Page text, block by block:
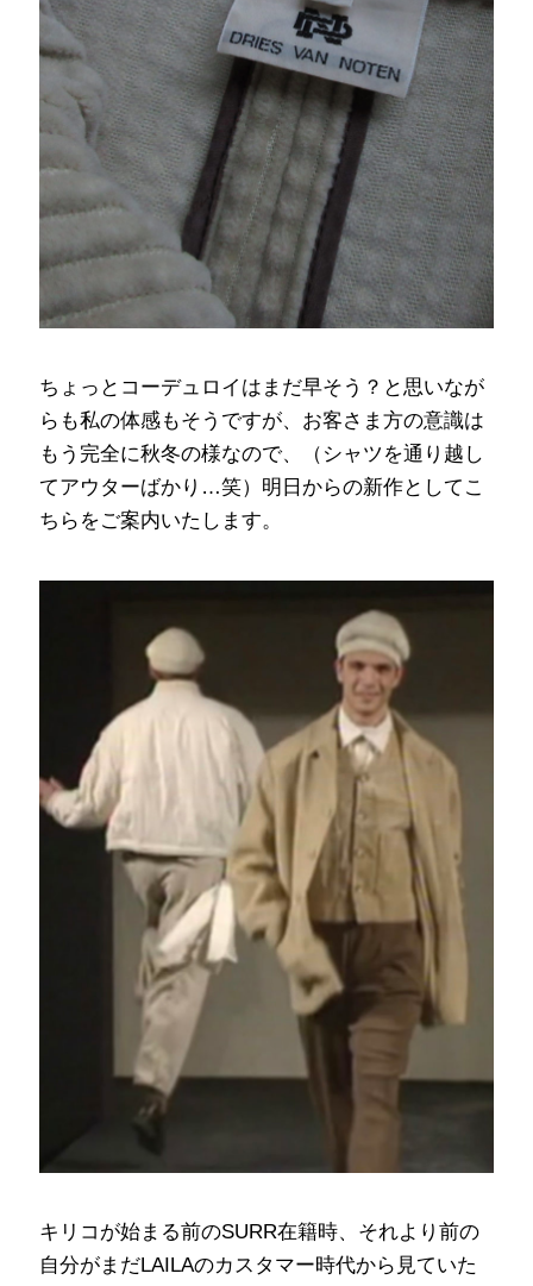
ちょっとコーデュロイはまだ早そう？と思いなが
らも私の体感もそうですが、お客さま方の意識は
もう完全に秋冬の様なので、（シャツを通り越し
てアウターばかり…笑）明日からの新作としてこ
ちらをご案内いたします。
キリコが始まる前のSURR在籍時、それより前の
自分がまだLAILAのカスタマー時代から見ていた